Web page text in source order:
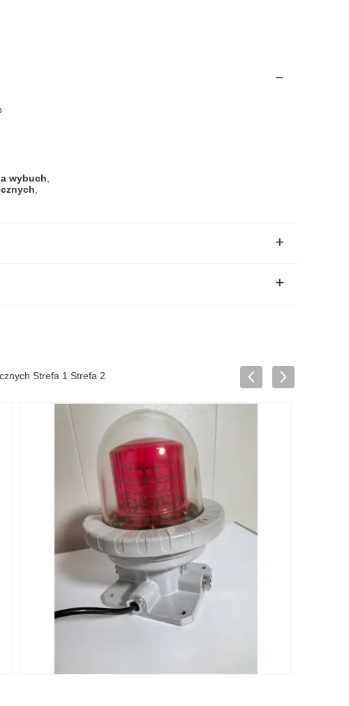
wybuch
Strefa 1 Strefa 2